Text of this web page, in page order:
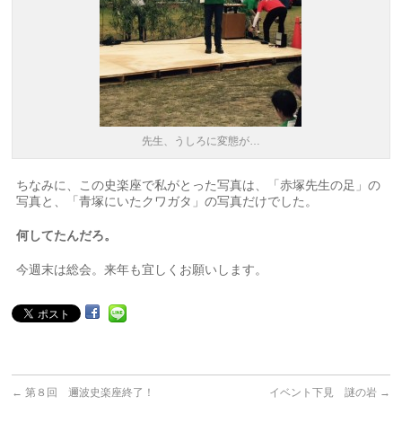
先生、うしろに変態が…
ちなみに、この史楽座で私がとった写真は、「赤塚先生の足」の
写真と、「青塚にいたクワガタ」の写真だけでした。
何してたんだろ。
今週末は総会。来年も宜しくお願いします。
← 第８回 邇波史楽座終了！ イベント下見 謎の岩 →